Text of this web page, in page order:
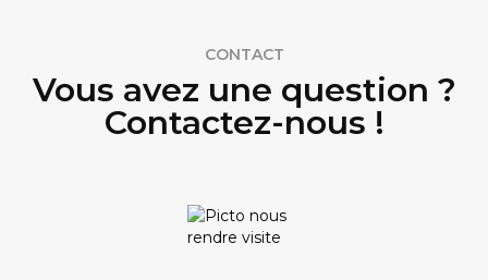
CONTACT
Vous avez une question ?
Contactez-nous !